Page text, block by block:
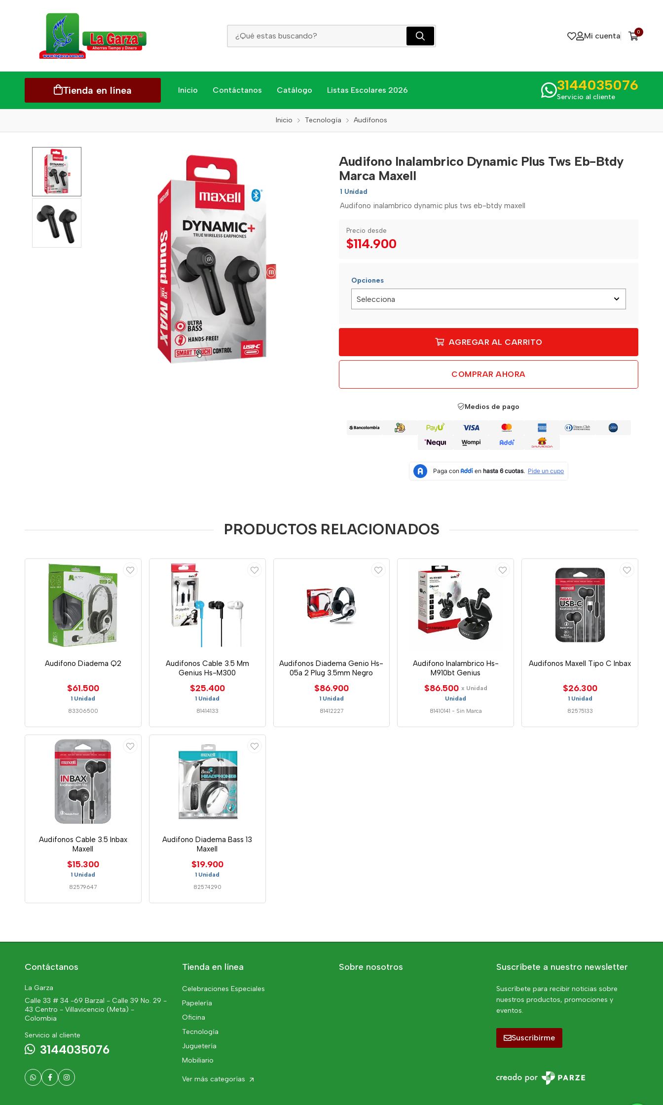
Mi cuenta 0
Tienda en línea Inicio Contáctanos Catálogo Listas Escolares 2026 3144035076
Servicio al cliente
Inicio Tecnología Audífonos
Audifono Inalambrico Dynamic Plus Tws Eb-Btdy
Marca Maxell
1 Unidad
Audifono inalambrico dynamic plus tws eb-btdy maxell
Precio desde
$114.900
Opciones
AGREGAR AL CARRITO
COMPRAR AHORA
Medios de pago
PRODUCTOS RELACIONADOS
Audifono Diadema Q2
$61.500
1 Unidad
83306500
Audifonos Cable 3.5 Mm
Genius Hs-M300
$25.400
1 Unidad
81414133
Audifonos Diadema Genio Hs-
05a 2 Plug 3.5mm Negro
$86.900
1 Unidad
81412227
Audifono Inalambrico Hs-
M910bt Genius
$86.500 x Unidad
Unidad
81410141 - Sin Marca
Audifonos Maxell Tipo C Inbax
$26.300
1 Unidad
82575133
Audifonos Cable 3.5 Inbax
Maxell
$15.300
1 Unidad
82579647
Audifono Diadema Bass 13
Maxell
$19.900
1 Unidad
82574290
Contáctanos
La Garza
Calle 33 # 34 -69 Barzal - Calle 39 No. 29 -
43 Centro - Villavicencio (Meta) -
Colombia
Servicio al cliente
3144035076
Tienda en línea
Celebraciones Especiales
Papelería
Oficina
Tecnología
Juguetería
Mobiliario
Ver más categorías
Sobre nosotros Suscríbete a nuestro newsletter
Suscríbete para recibir noticias sobre
nuestros productos, promociones y
eventos.
Suscribirme